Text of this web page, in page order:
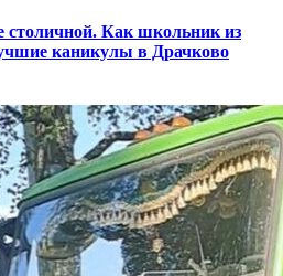
столичной. Как школьник из
каникулы в Драчково